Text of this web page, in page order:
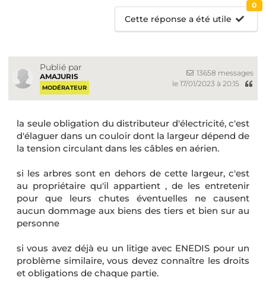
Cette réponse a été utile
0
Publié par
AMAJURIS
MODÉRATEUR
13658 messages
le 17/01/2023 à 20:15
la seule obligation du distributeur d'électricité, c'est
d'élaguer dans un couloir dont la largeur dépend de
la tension circulant dans les câbles en aérien.
si les arbres sont en dehors de cette largeur, c'est
au propriétaire qu'il appartient , de les entretenir
pour que leurs chutes éventuelles ne causent
aucun dommage aux biens des tiers et bien sur au
personne
si vous avez déjà eu un litige avec ENEDIS pour un
problème similaire, vous devez connaître les droits
et obligations de chaque partie.